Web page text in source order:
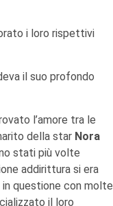
i loro rispettivi
il suo profondo
l’amore tra le
della star Nora
stati più volte
addirittura si era
questione con molte
il loro